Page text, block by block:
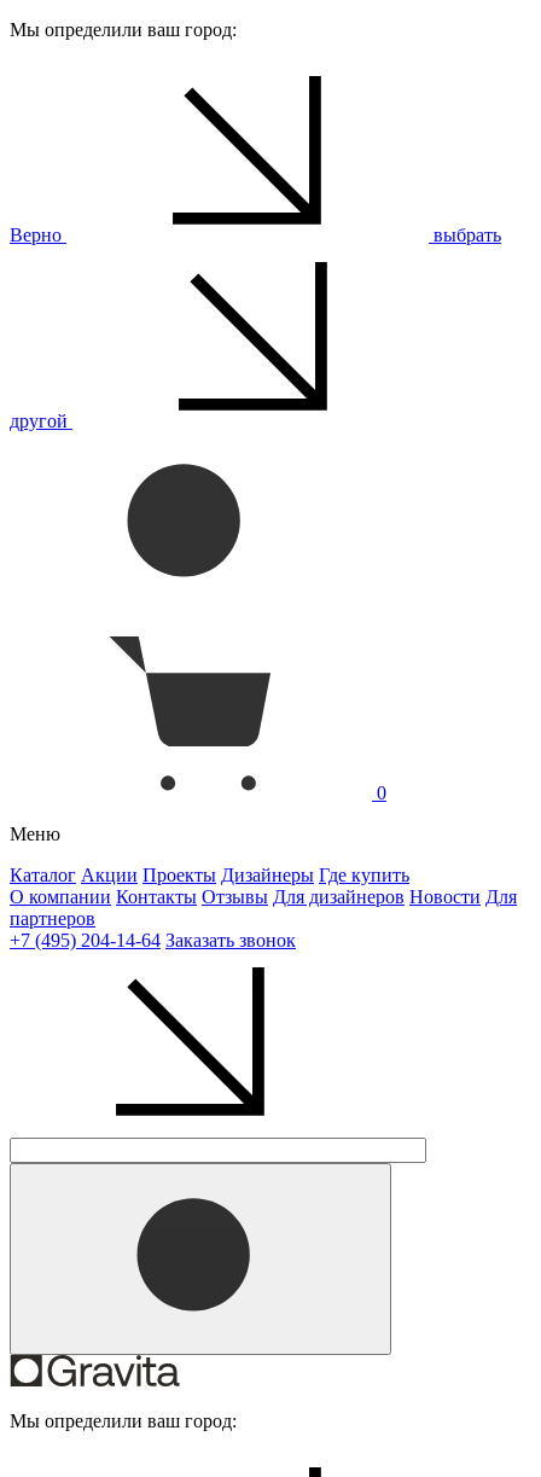
Мы определили ваш город:
Верно выбрать
другой
0
Меню
Каталог Акции Проекты Дизайнеры Где купить
О компании Контакты Отзывы Для дизайнеров Новости Для
партнеров
+7 (495) 204-14-64 Заказать звонок
Мы определили ваш город: